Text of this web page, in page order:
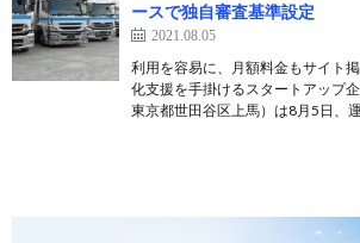
ースで独自審査基準設定
2021.08.05
利用を容易に、月額料金もサイト
化支援を手掛けるスタートアップ
東京都世田谷区上馬）は8月5日、